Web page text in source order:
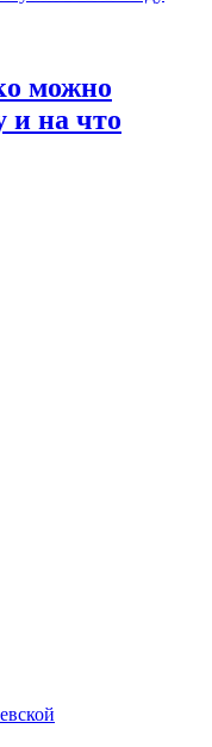
можно
и на что